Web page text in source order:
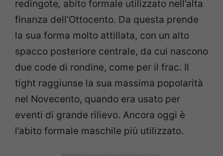
redingote, abito formale utilizzato nell’alta
finanza dell’Ottocento. Da questa prende
la sua forma molto attillata, con un alto
spacco posteriore centrale, da cui nascono
due code di rondine, come per il frac. Il
tight raggiunse la sua massima popolarità
nel Novecento, quando era usato per
eventi di grande rilievo. Ancora oggi è
l’abito formale maschile più utilizzato.